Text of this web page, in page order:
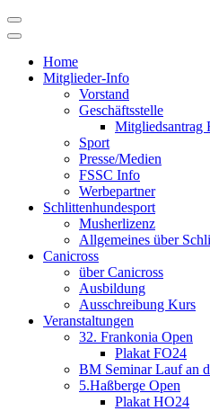
Skip
to
Home
Mitglieder-Info
Vorstand
Geschäftsstelle
Mitgliedsantrag
Sport
Presse/Medien
FSSC Info
Werbepartner
Schlittenhundesport
Musherlizenz
Allgemeines über
Canicross
über Canicross
Ausbildung
Ausschreibung Kurs
Veranstaltungen
32. Frankonia Open
Plakat FO24
BM Seminar Lauf an
5.Haßberge Open
Plakat HO24